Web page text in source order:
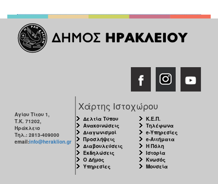
Αγίου Τίτου 1,
Τ.Κ. 71202,
Ηράκλειο
Τηλ.: 2813-409000
email:info@heraklion.gr
Χάρτης Ιστοχώρου
Δελτία Τύπου
Ανακοινώσεις
Διαγωνισμοί
Προσλήψεις
Διαβουλεύσεις
Εκδηλώσεις
Ο Δήμος
Υπηρεσίες
Κ.Ε.Π.
Τηλέφωνα
e-Υπηρεσίες
e-Αιτήματα
Η Πόλη
Ιστορία
Κνωσός
Μουσεία